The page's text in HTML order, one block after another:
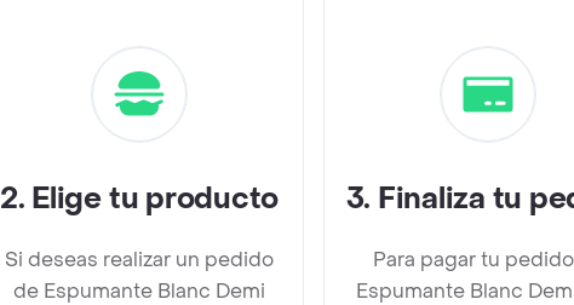
2. Elige tu producto
Si deseas realizar un pedido
de Espumante Blanc Demi
3. Finaliza tu
Para pagar tu
Espumante Blanc